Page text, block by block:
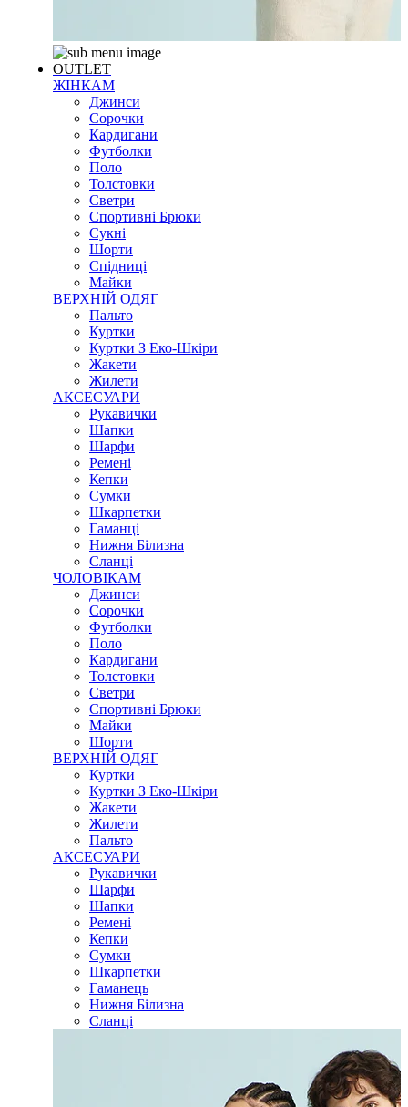
OUTLET
ЖІНКАМ
Джинси
Сорочки
Кардигани
Футболки
Поло
Толстовки
Светри
Спортивні Брюки
Сукні
Шорти
Спідниці
Майки
ВЕРХНІЙ ОДЯГ
Пальто
Куртки
Куртки З Еко-Шкіри
Жакети
Жилети
АКСЕСУАРИ
Рукавички
Шапки
Шарфи
Ремені
Кепки
Сумки
Шкарпетки
Гаманці
Нижня Білизна
Сланці
ЧОЛОВІКАМ
Джинси
Сорочки
Футболки
Поло
Кардигани
Толстовки
Светри
Спортивні Брюки
Майки
Шорти
ВЕРХНІЙ ОДЯГ
Куртки
Куртки З Еко-Шкіри
Жакети
Жилети
Пальто
АКСЕСУАРИ
Рукавички
Шарфи
Шапки
Ремені
Кепки
Сумки
Шкарпетки
Гаманець
Нижня Білизна
Сланці